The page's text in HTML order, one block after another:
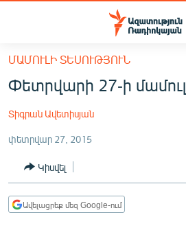
Մատչելիության
հիմնական
բովանդակությանը
հիմնական
մենյուին
ՀԱՅԱՍՏԱՆ
ՔԱՂԱՔԱԿԱՆ
ԸՆՏՐՈՒԹՅՈՒՆՆԵՐ 2026
ԻՐԱՎՈՒՆՔ
ՀԱՍԱՐԱԿՈՒԹՅՈՒՆ
ՄԱՄՈՒԼԻ ՏԵՍՈՒԹՅՈՒՆ
Փետրվարի 27-ի մամուլ
Տիգրան Ավետիսյան
փետրվար 27, 2015
Կիսվել
Ավելացրեք մեզ Google-ում